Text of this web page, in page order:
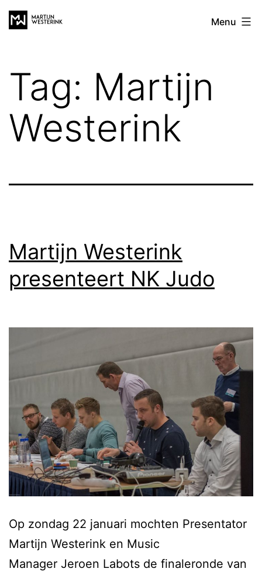
Ga
naar
inhoud
Martijn
Menu
Tag: Martijn
Westerink
Martijn Westerink
presenteert NK Judo
Op zondag 22 januari mochten Presentator
Martijn Westerink en Music
Manager Jeroen Labots de finaleronde van